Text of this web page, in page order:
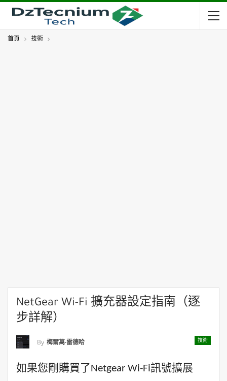
首頁 技術
NetGear Wi-Fi 擴充器設定指南（逐
步詳解）
技術
By 梅爾萬·雷德哈
如果您剛購買了Netgear Wi-Fi訊號擴展